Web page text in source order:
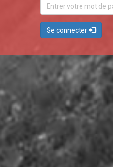
Se connecter